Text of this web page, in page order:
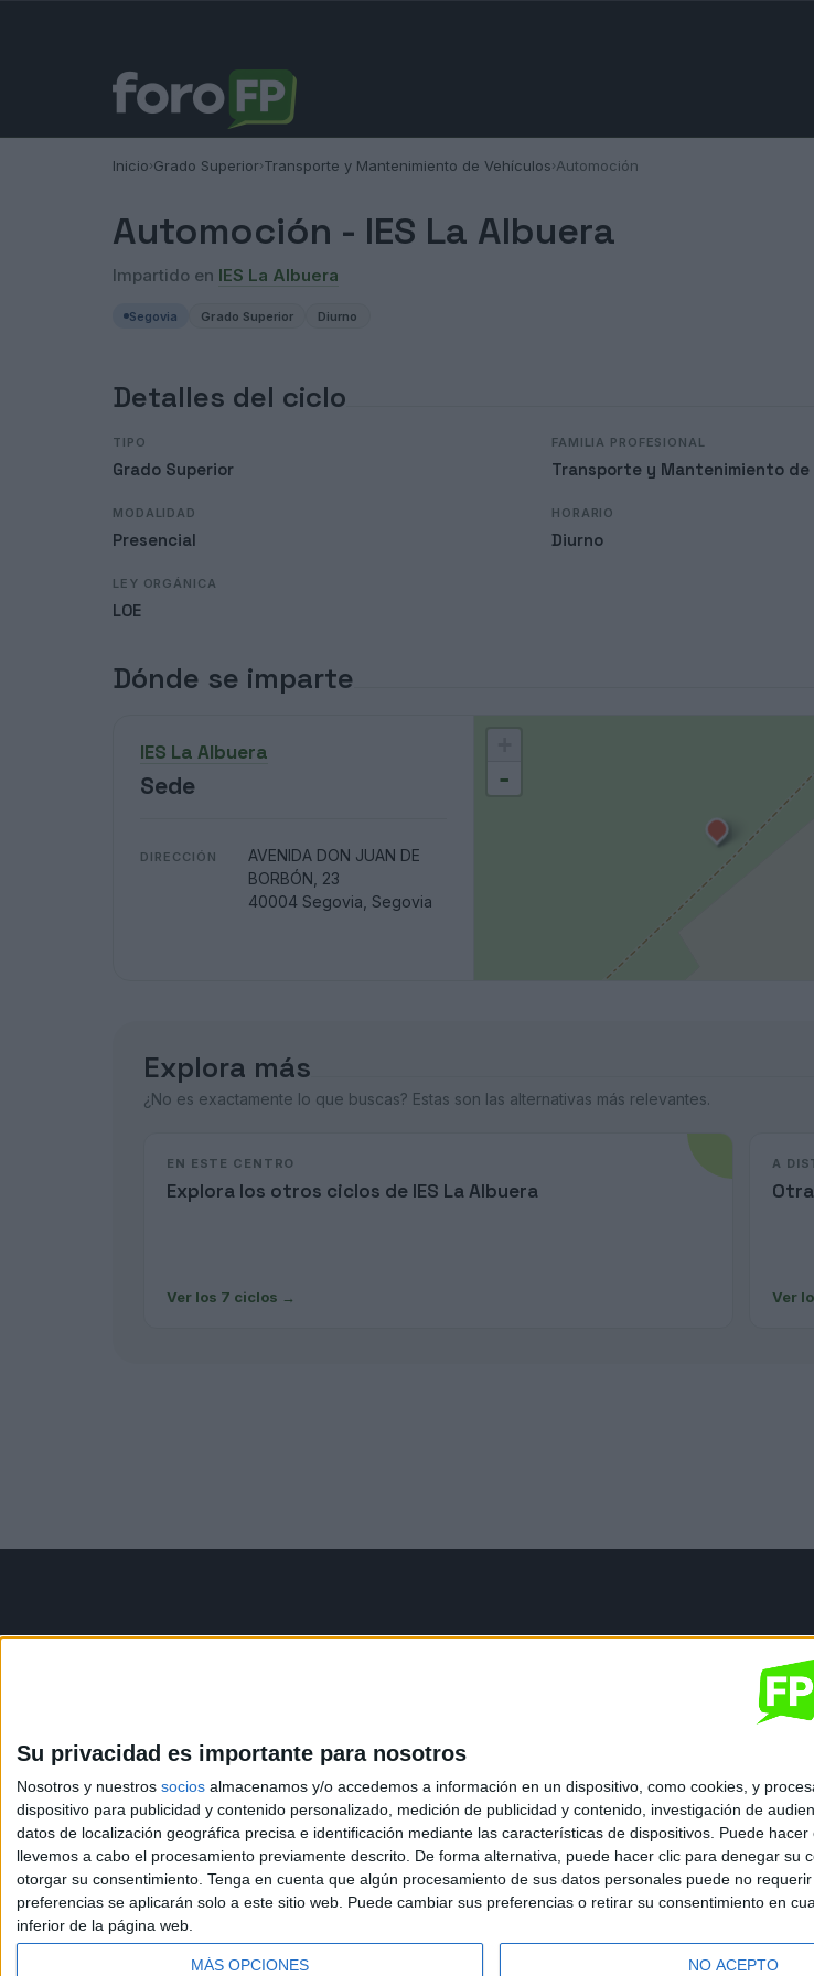
Su privacidad es importante para nosotros
Nosotros y nuestros socios almacenamos y/o accedemos a información en un dispositivo, como cookies, y
dispositivo para publicidad y contenido personalizado, medición de publicidad y contenido, investigación de
datos de localización geográfica precisa e identificación mediante las características de dispositivos. Puede
llevemos a cabo el procesamiento previamente descrito. De forma alternativa, puede hacer clic para denegar
otorgar su consentimiento. Tenga en cuenta que algún procesamiento de sus datos personales puede no
preferencias se aplicarán solo a este sitio web. Puede cambiar sus preferencias o retirar su consentimiento en
inferior de la página web.
MÁS OPCIONES NO ACEPTO
Inicio›Grado Superior›Transporte y Mantenimiento de Vehículos›Automoción
Automoción - IES La Albuera
Impartido en IES La Albuera
Segovia Grado Superior Diurno
Detalles del ciclo
TIPO
Grado Superior
FAMILIA PROFESIONAL
Transporte y Mantenimiento de
MODALIDAD
Presencial
HORARIO
Diurno
LEY ORGÁNICA
LOE
Dónde se imparte
IES La Albuera
Sede
DIRECCIÓN
AVENIDA DON JUAN DE
BORBÓN, 23
40004 Segovia, Segovia
-
Explora más
¿No es exactamente lo que buscas? Estas son las alternativas más relevantes.
EN ESTE CENTRO
Explora los otros ciclos de IES La Albuera
Ver los 7 ciclos →
A
Ver
Contáctanos
Phone:+34 91 593 2767
Email: info@forofp.es
Información legal
© Compás Mediterráneo SL. Todos los derechos reservados.